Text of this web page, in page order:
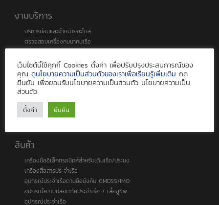
งานบริการ
บริการซ่อมและจำหน่ายอะไหล่
ตรวจสอบเครื่องคมนาคมเรือ
ระบบติดตามเรือผ่านอินเตอร์เน็ต
บริการติดตามเรือ PurpleTRAC
ช่องทางชำระเงิน
สินค้า
เครื่องมืออิเล็กทรอนิกส์สำหรับเดินเรือ/ประมง
เครื่องสื่อสารประจำเรือ
อุปกรณ์ประจำเรือตามข้อบังคับ GMDSS/IMO
อุปกรณ์ความปลอดภัยประจำเรือ / เสื้อชูชีพ
อุปกรณ์ประจำเรือ
เว็บไซต์นี้ใช้คุกกี้ Cookies ตั้งค่า เพื่อปรับปรุงประสบการณ์ของ
คุณ ดูนโยบายความเป็นส่วนตัวของเราเพื่อเรียนรู้เพิ่มเติม กด
ยืนยัน เพื่อยอมรับนโยบายความเป็นส่วนตัว นโยบายความเป็น
ส่วนตัว
ตั้งค่า ยืนยัน